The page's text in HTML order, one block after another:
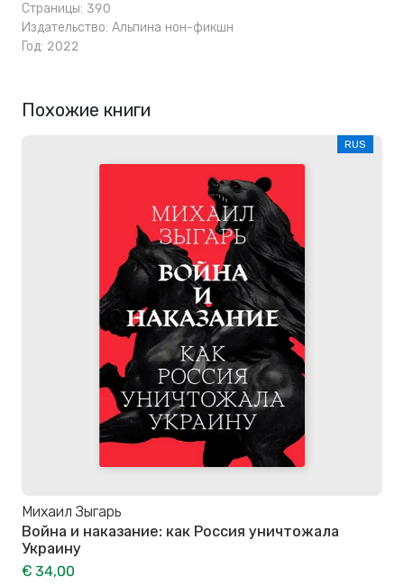
Страницы: 390
Издательство: Альпина нон-фикшн
Год: 2022
Похожие книги
RUS
Михаил Зыгарь
Война и наказание: как Россия уничтожала
Украину
€ 34,00